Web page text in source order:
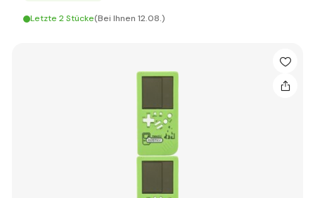
Letzte 2 Stücke(Bei Ihnen 12.08.)